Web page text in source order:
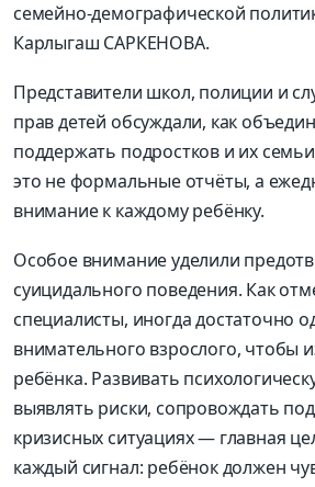
семейно-демографической
Карлыгаш САРКЕНОВА.
Представители школ, полиции и
прав детей обсуждали, как
поддержать подростков и их
это не формальные отчёты, а
внимание к каждому ребёнку.
Особое внимание уделили
суицидального поведения. Как
специалисты, иногда достаточно
внимательного взрослого, чтобы
ребёнка. Развивать
выявлять риски, сопровождать
кризисных ситуациях — главная
каждый сигнал: ребёнок должен